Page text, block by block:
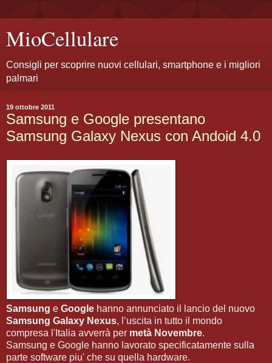
MioCellulare
Consigli per scoprire nuovi cellulari, smartphone e i migliori
palmari
19 ottobre 2011
Samsung e Google presentano
Samsung Galaxy Nexus con Andoid 4.0
Samsung e Google hanno annunciato il lancio del nuovo
Samsung Galaxy Nexus, l’uscita in tutto il mondo
compresa l'Italia avverrà per metà Novembre.
Samsung e Google hanno lavorato specificatamente sulla
parte software piu' che su quella hardware.